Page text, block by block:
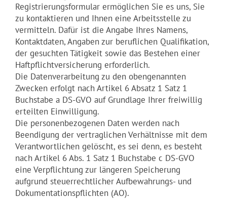
Registrierungsformular ermöglichen Sie es uns, Sie
zu kontaktieren und Ihnen eine Arbeitsstelle zu
vermitteln. Dafür ist die Angabe Ihres Namens,
Kontaktdaten, Angaben zur beruflichen Qualifikation,
der gesuchten Tätigkeit sowie das Bestehen einer
Haftpflichtversicherung erforderlich.
Die Datenverarbeitung zu den obengenannten
Zwecken erfolgt nach Artikel 6 Absatz 1 Satz 1
Buchstabe a DS-GVO auf Grundlage Ihrer freiwillig
erteilten Einwilligung.
Die personenbezogenen Daten werden nach
Beendigung der vertraglichen Verhältnisse mit dem
Verantwortlichen gelöscht, es sei denn, es besteht
nach Artikel 6 Abs. 1 Satz 1 Buchstabe c DS-GVO
eine Verpflichtung zur längeren Speicherung
aufgrund steuerrechtlicher Aufbewahrungs- und
Dokumentationspflichten (AO).